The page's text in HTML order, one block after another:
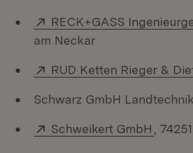
Extern:
RECK+GASS
am Neckar
Extern:
RUD Ketten Rieger &
Schwarz GmbH
Extern:
Schweikert GmbH
,